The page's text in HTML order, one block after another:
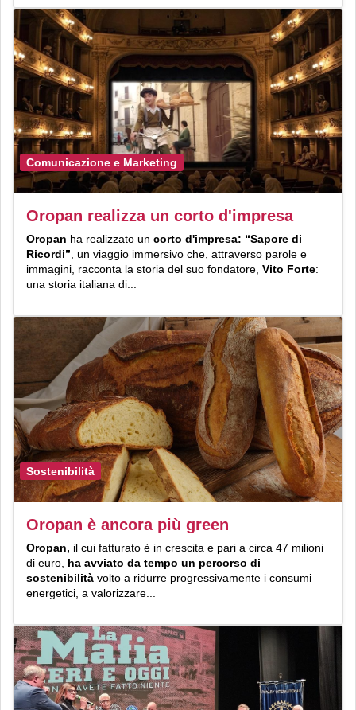
Comunicazione e Marketing
Oropan realizza un corto d'impresa
Oropan ha realizzato un corto d'impresa: “Sapore di
Ricordi”, un viaggio immersivo che, attraverso parole e
immagini, racconta la storia del suo fondatore, Vito Forte:
una storia italiana di...
Sostenibilità
Oropan è ancora più green
Oropan, il cui fatturato è in crescita e pari a circa 47 milioni
di euro, ha avviato da tempo un percorso di
sostenibilità volto a ridurre progressivamente i consumi
energetici, a valorizzare...